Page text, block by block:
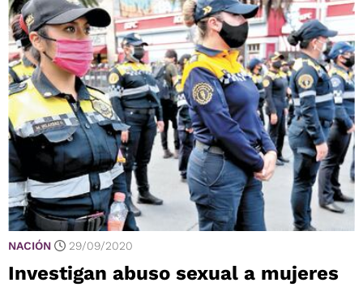
NACIÓN 29/09/2020
Investigan abuso sexual a mujeres